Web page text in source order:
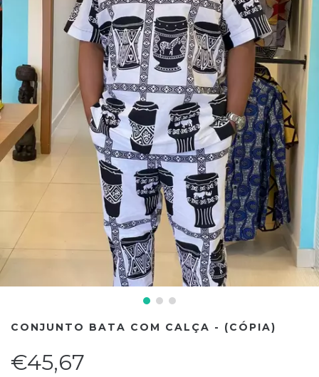
CONJUNTO BATA COM CALÇA - (CÓPIA)
€45,67